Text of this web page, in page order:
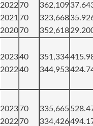
2022
2021
2020
70
70
70
362,109
323,668
352,618
2023
2022
40
40
351,334
344,953
2023
2022
70
70
335,665
334,426